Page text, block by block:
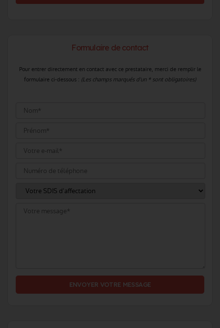
Formulaire de contact
Pour entrer directement en contact avec ce prestataire, merci de remplir le
formulaire ci-dessous : (Les champs marqués d'un * sont obligatoires)
ENVOYER VOTRE MESSAGE